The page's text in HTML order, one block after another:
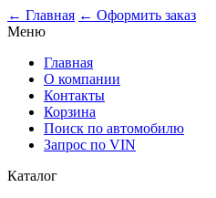
← Главная ← Оформить заказ
Меню
Главная
О компании
Контакты
Корзина
Поиск по автомобилю
Запрос по VIN
Каталог